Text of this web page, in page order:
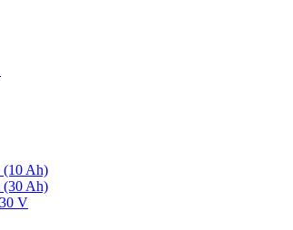
(10 Ah)
(30 Ah)
V